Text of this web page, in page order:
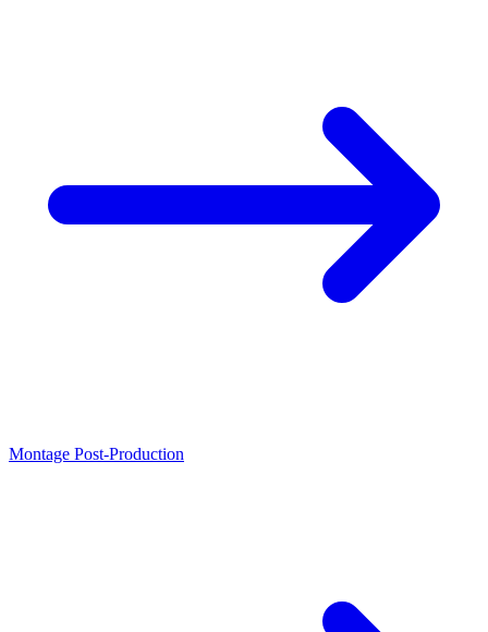
Montage Post-Production